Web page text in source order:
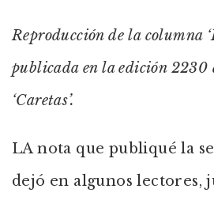
Reproducción de la columna
publicada en la edición 2230
‘Caretas’.
LA nota que publiqué la
dejó en algunos lectores,